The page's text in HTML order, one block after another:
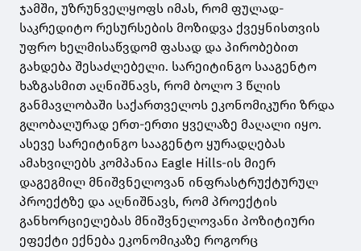
ჯამში, უზრუნველყოფს იმას, რომ ფულად-
საკრედიტო რესურსების მოზიდვა ქვეყნისთვის
უფრო ხელმისაწვდომ ფასად და პირობებით
გახდება შესაძლებელი. სარეიტინგო სააგენტო
ხაზგასმით აღნიშნავს, რომ ბოლო 3 წლის
განმავლობაში საქართველოს ეკონომიკური ზრდა
გლობალურად ერთ-ერთი ყველაზე მაღალი იყო.
ასევე სარეიტინგო სააგენტო ყურადღებას
ამახვილებს კომპანია Eagle Hills-ის მიერ
დაგეგმილ მნიშვნელოვან ინფრასტრუქტურულ
პროექტზე და აღნიშნავს, რომ პროექტის
განხორციელებას მნიშვნელოვანი პოზიტიური
ეფექტი ექნება ეკონომიკაზე როგორც